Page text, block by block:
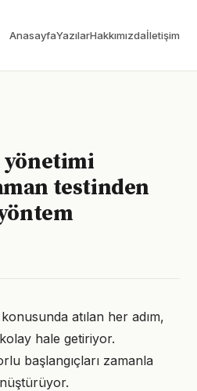
AnasayfaYazılarHakkımızdaİletişim
yönetimi
testinden
atılan her adım,
hale getiriyor.
başlangıçları zamanla